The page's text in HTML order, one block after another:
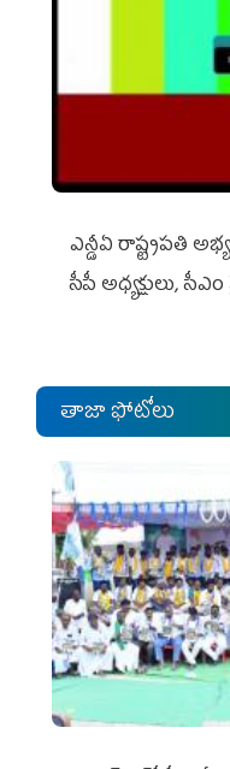
ఎన్డీఏ రాష్ట్ర‌ప‌తి
సీపీ అధ్య‌క్షులు,
తాజా ఫోటోలు